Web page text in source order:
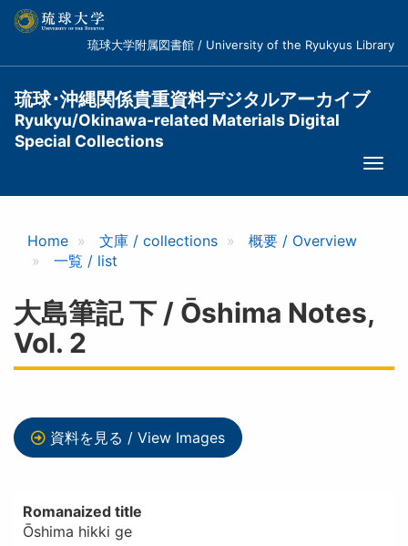
コ
琉球大学附属図書館 / University of the Ryukyus Library
琉球･沖縄関係貴重資料デジタルアーカイブ
Ryukyu/Okinawa-related Materials Digital
Special Collections
Home 文庫 / collections
概要 / Overview
一覧 / list
大島筆記 下 / Ōshima Notes,
Vol. 2
資料を見る / View Images
Romanaized title
Ōshima hikki ge